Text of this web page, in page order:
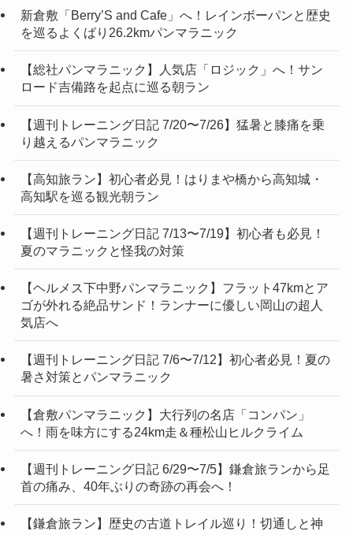
新倉敷「Berry’S and Cafe」へ！レインボーパンと歴史
を巡るよくばり26.2kmパンマラニック
【総社パンマラニック】人気店「ロジック」へ！サン
ロード吉備路を起点に巡る朝ラン
【週刊トレーニング日記 7/20〜7/26】猛暑と膝痛を乗
り越えるパンマラニック
【高知旅ラン】初心者必見！はりまや橋から高知城・
高知駅を巡る観光朝ラン
【週刊トレーニング日記 7/13〜7/19】初心者も必見！
夏のマラニックと怪我の対策
【ヘルメス下中野パンマラニック】フラット47kmとア
ゴが外れる絶品サンド！ランナーに優しい岡山の超人
気店へ
【週刊トレーニング日記 7/6〜7/12】初心者必見！夏の
暑さ対策とパンマラニック
【倉敷パンマラニック】大行列の名店「コンパン」
へ！雨を味方にする24km走＆種松山ヒルクライム
【週刊トレーニング日記 6/29〜7/5】鎌倉旅ランから足
首の痛み、40年ぶりの奇跡の再会へ！
【鎌倉旅ラン】歴史の古道トレイル巡り！切通しと神